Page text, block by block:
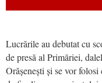
Lucrările au debutat cu
de presă al Primăriei,
Orășenești și se vor